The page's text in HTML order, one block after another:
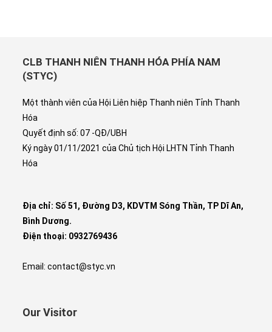
CLB THANH NIÊN THANH HÓA PHÍA NAM
(STYC)
Một thành viên của Hội Liên hiệp Thanh niên Tỉnh Thanh
Hóa
Quyết định số: 07 -QĐ/UBH
Ký ngày 01/11/2021 của Chủ tịch Hội LHTN Tỉnh Thanh
Hóa
Địa chỉ: Số 51, Đường D3, KDVTM Sóng Thần, TP Dĩ An,
Bình Dương.
Điện thoại: 0932769436
Email: contact@styc.vn
Our Visitor